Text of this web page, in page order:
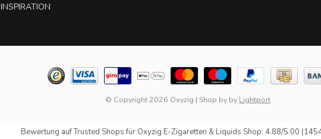
INSPIRATION
© Copyright 2026 Oxyzig | Shop by by Lightport
Bewertung aufTrusted Shopsfür Oxyzig E-Zigaretten & Liquids Shop: 4.88/5.00